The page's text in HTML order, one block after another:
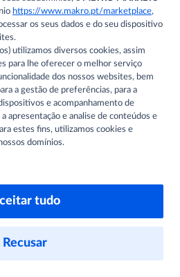
da oferta
produtos na lista
Não, obrigado